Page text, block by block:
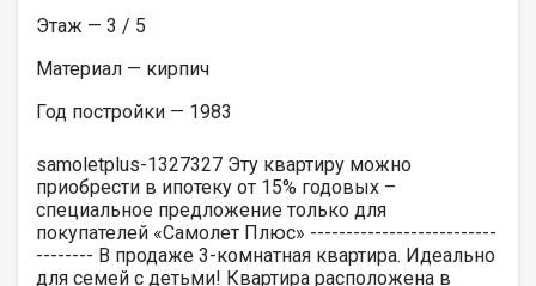
Этаж — 3 / 5
Материал — кирпич
Год постройки — 1983
samoletplus-1327327 Эту квартиру можно
приобрести в ипотеку от 15% годовых –
специальное предложение только для
покупателей «Самолет Плюс» --------------------------
-------- В продаже 3-комнатная квартира. Идеально
для семей с детьми! Квартира расположена в